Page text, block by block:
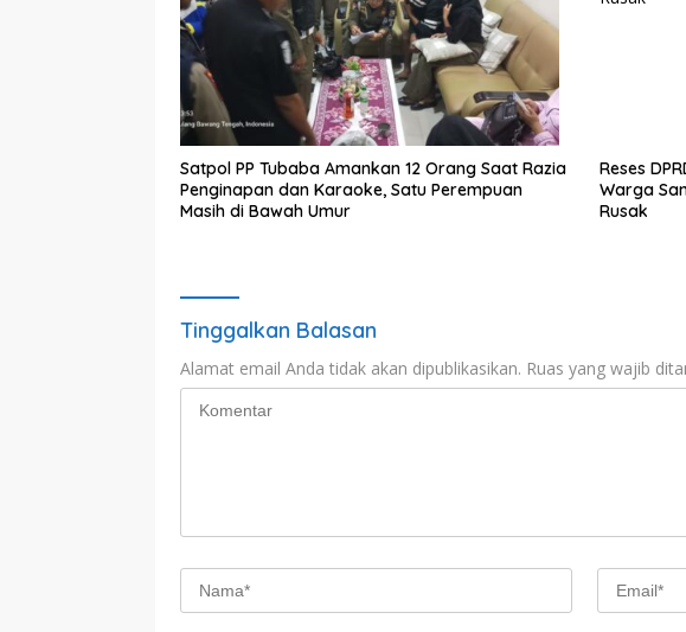
Satpol PP Tubaba Amankan 12 Orang Saat Razia
Penginapan dan Karaoke, Satu Perempuan
Masih di Bawah Umur
Reses
Warga
Rusak
Tinggalkan Balasan
Alamat email Anda tidak akan dipublikasikan. Ruas yang wajib